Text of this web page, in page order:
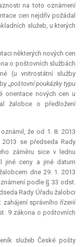
na toto oznámení
cen nejdřív požádal
služeb, u kterých
některých nových cen
o poštovních službách
(u vnitrostátní služby
„poštovní poukázky typu
orientace nových cen u
žalobce o předložení
že od 1. 8. 2013
se předseda Rady
záměru sice v lednu
jiné ceny a jiné datum
dne 29. 1. 2013
podle § 33 odst.
Rady Úřadu žalobci
zahájení správního řízení
9 zákona o poštovních
služeb České pošty